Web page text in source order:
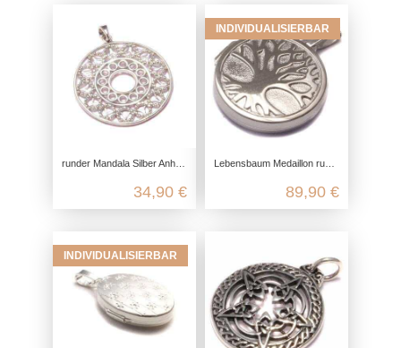
runder Mandala Silber Anhänger aus echtem 925 Sterling Silber
34,90 €
INDIVIDUALISIERBAR
Lebensbaum Medaillon rund, 925 Sterling Silber, Freundschaft Schmuck Gravur, Familiengeheimnis Foto Anhänger, Amulett zum Öffnen
89,90 €
INDIVIDUALISIERBAR